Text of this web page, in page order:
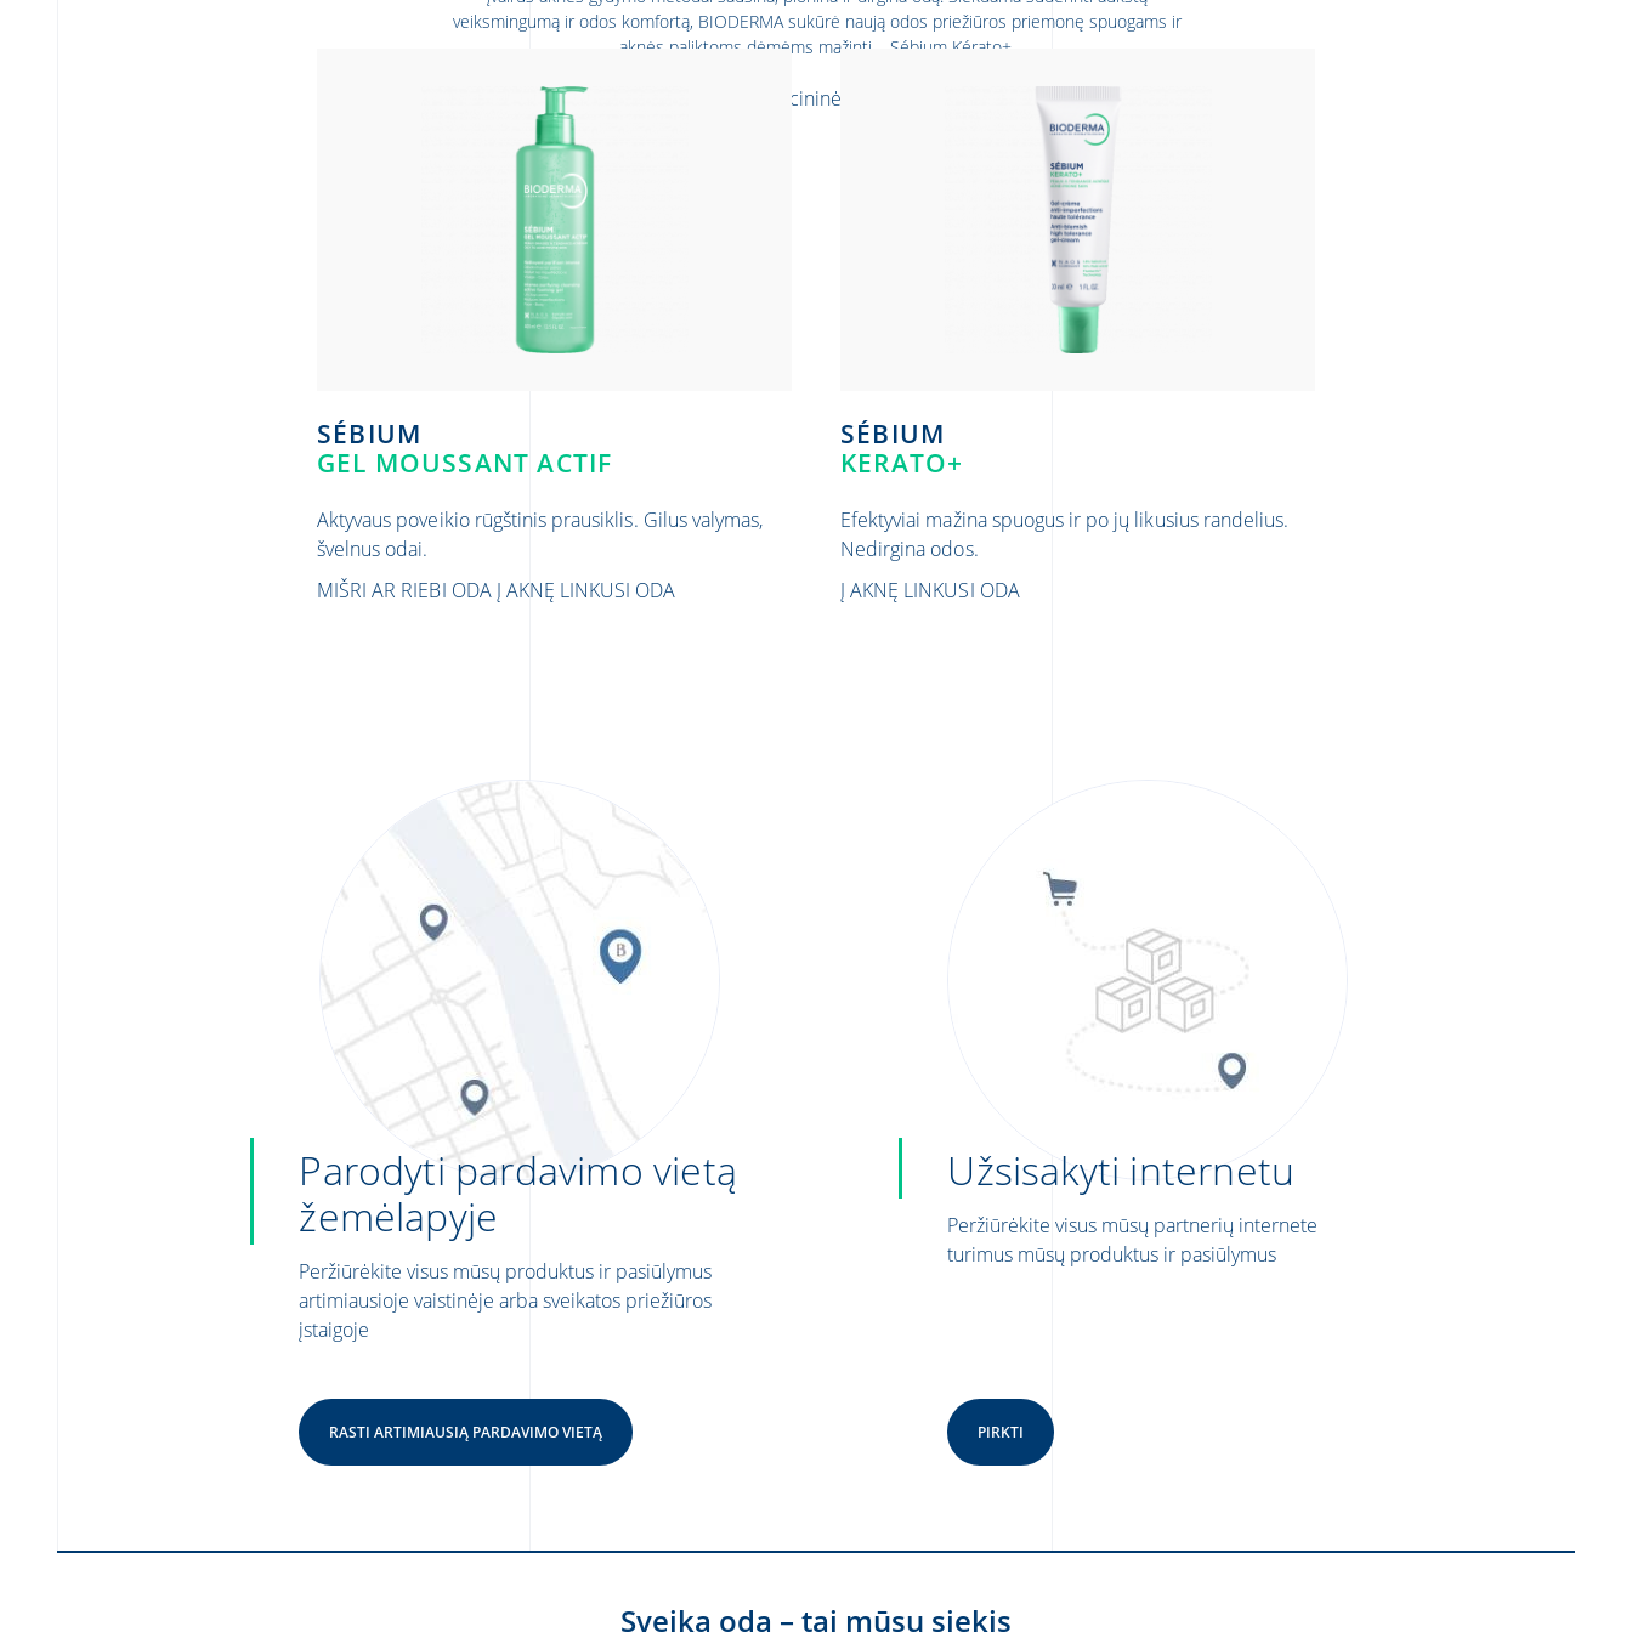
veiksmingumą ir odos komfortą, BIODERMA sukūrė naują odos priežiūros priemonę spuogams ir
aknės paliktoms dėmėms mažinti – Sébium Kérato+.
SAYAG Michèle Alergologė, medicininės strategijos vadovė, BIODERMA.
SÉBIUM
GEL MOUSSANT ACTIF
Aktyvaus poveikio rūgštinis prausiklis. Gilus valymas,
švelnus odai.
MIŠRI AR RIEBI ODA Į AKNĘ LINKUSI ODA
SÉBIUM
KERATO+
Efektyviai mažina spuogus ir po jų likusius randelius.
Nedirgina odos.
Į AKNĘ LINKUSI ODA
Parodyti pardavimo vietą
žemėlapyje
Peržiūrėkite visus mūsų produktus ir pasiūlymus
artimiausioje vaistinėje arba sveikatos priežiūros
įstaigoje
RASTI ARTIMIAUSIĄ PARDAVIMO VIETĄ
Užsisakyti internetu
Peržiūrėkite visus mūsų partnerių internete
turimus mūsų produktus ir pasiūlymus
PIRKTI
Sveika oda – tai mūsų siekis